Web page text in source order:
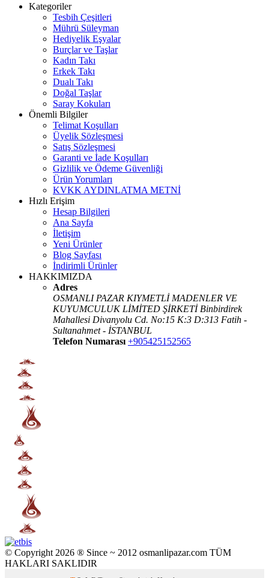
Kategoriler
Tesbih Çeşitleri
Mührü Süleyman
Hediyelik Eşyalar
Burçlar ve Taşlar
Kadın Takı
Erkek Takı
Dualı Takı
Doğal Taşlar
Saray Kokuları
Önemli Bilgiler
Telimat Koşulları
Üyelik Sözleşmesi
Satış Sözleşmesi
Garanti ve İade Koşulları
Gizlilik ve Ödeme Güvenliği
Ürün Yorumları
KVKK AYDINLATMA METNİ
Hızlı Erişim
Hesap Bilgileri
Ana Sayfa
İletişim
Yeni Ürünler
Blog Sayfası
İndirimli Ürünler
HAKKIMIZDA
Adres
OSMANLI PAZAR KIYMETLİ MADENLER VE
KUYUMCULUK LİMİTED ŞİRKETİ Binbirdirek
Mahallesi Divanyolu Cd. No:15 K:3 D:313 Fatih -
Sultanahmet - İSTANBUL
Telefon Numarası +905425152565
© Copyright 2026 ® Since ~ 2012 osmanlipazar.com TÜM
HAKLARI SAKLIDIR